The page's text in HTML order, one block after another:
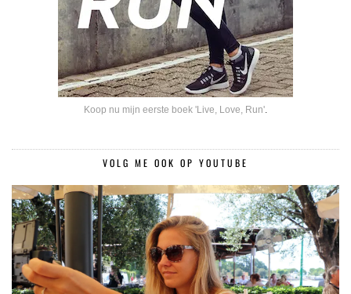
Koop nu mijn eerste boek 'Live, Love, Run'
VOLG ME OOK OP YOUTUBE